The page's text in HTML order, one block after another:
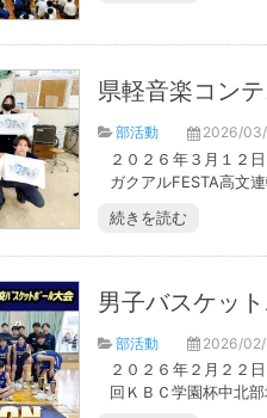
県軽音楽コン
部活動
2026/03/
２０２６年３月１２
ガクアルFESTA高文
続きを読む
男子バスケッ
部活動
2026/
２０２６年２月２２
回ＫＢＣ学園杯中北